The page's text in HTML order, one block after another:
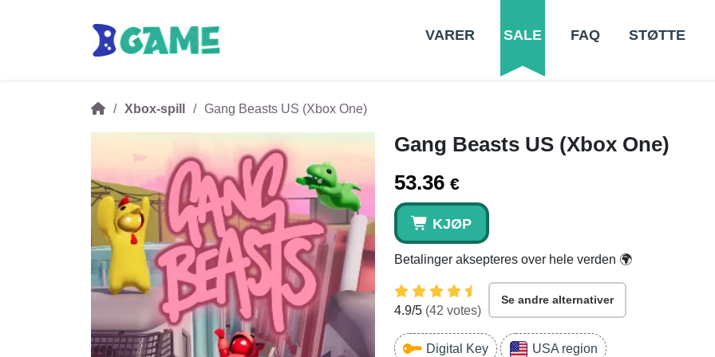
VARER SALE FAQ STØTTE
Xbox-spill Gang Beasts US (Xbox One)
Gang Beasts US (Xbox One)
53.36 €
KJØP
Betalinger aksepteres over hele verden 🌍
4.9/5 (42 votes)
Se andre alternativer
Digital Key USA region